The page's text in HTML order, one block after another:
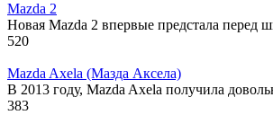
Mazda 2
Новая Mazda 2 впервые предстала перед
520
Mazda Axela (Мазда Аксела)
В 2013 году, Mazda Axela получила
383